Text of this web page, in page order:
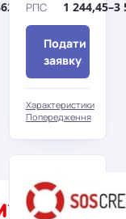
РПС 1 244,45–3
Подати
заявку
Характеристики
Попередження
Нові
Кредити